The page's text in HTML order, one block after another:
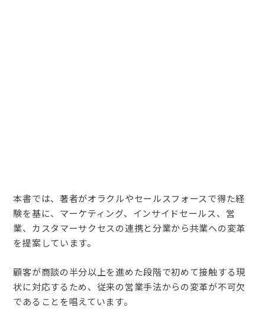
本書では、著者がオラクルやセールスフォースで得た経
験を基に、マーケティング、インサイドセールス、営
業、カスタマーサクセスの連携と分業から共業への変革
を提案しています。
顧客が商談の半分以上を進めた段階で初めて接触する現
状に対応するため、従来の営業手法からの変革が不可欠
であることを唱えています。